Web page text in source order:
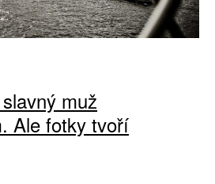
muž
Ale fotky tvoří